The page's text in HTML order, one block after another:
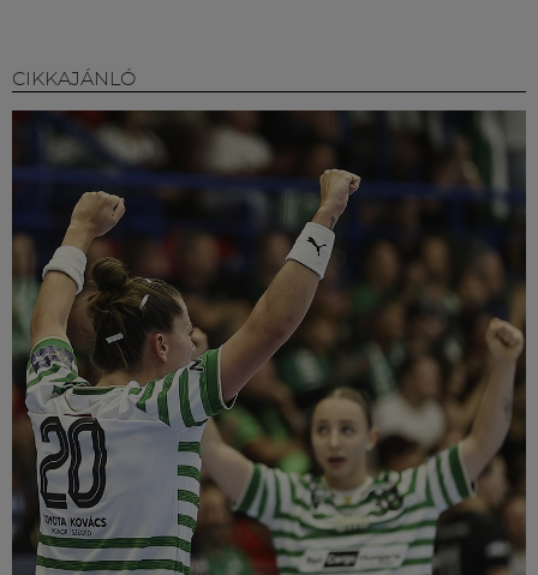
CIKKAJÁNLÓ